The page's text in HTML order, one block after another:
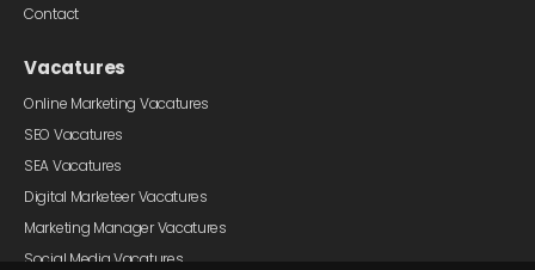
Contact
Vacatures
Online Marketing Vacatures
SEO Vacatures
SEA Vacatures
Digital Marketeer Vacatures
Marketing Manager Vacatures
Social Media Vacatures